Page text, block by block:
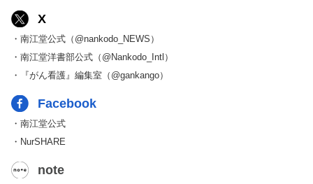
X
・南江堂公式（@nankodo_NEWS）
・南江堂洋書部公式（@Nankodo_Intl）
・『がん看護』編集室（@gankango）
Facebook
・南江堂公式
・NurSHARE
note